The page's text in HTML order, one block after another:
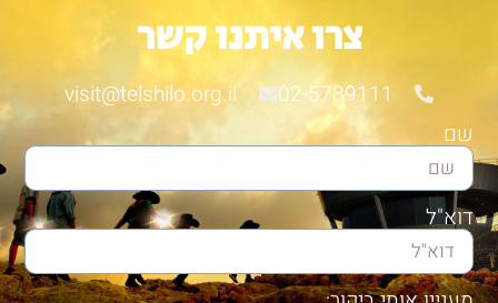
צרו איתנו קשר
02-5789111
visit@telshilo.org.il
שם
דוא"ל